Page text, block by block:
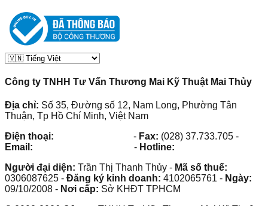
Công ty TNHH Tư Vấn Thương Mai Kỹ Thuật Mai Thủy
Địa chỉ: Số 35, Đường số 12, Nam Long, Phường Tân
Thuận, Tp Hồ Chí Minh, Việt Nam
Điện thoại:
- Fax: (028) 37.733.705 -
Email:
- Hotline:
Người đại diện: Trần Thị Thanh Thủy - Mã số thuế:
0306087625 - Đăng ký kinh doanh: 4102065761 - Ngày:
09/10/2008 - Nơi cấp: Sở KHĐT TPHCM